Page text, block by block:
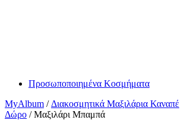
Προσωποποιημένα Κοσμήματα
MyAlbum / Διακοσμητικά Μαξιλάρια Καναπέ
Δώρο / Μαξιλάρι Μπαμπά